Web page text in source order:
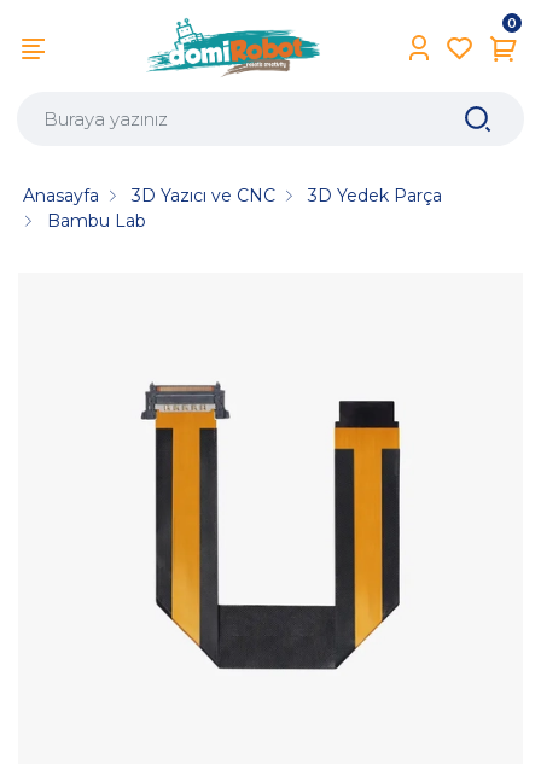
0
Anasayfa 3D Yazıcı ve CNC
3D Yedek Parça
Bambu Lab